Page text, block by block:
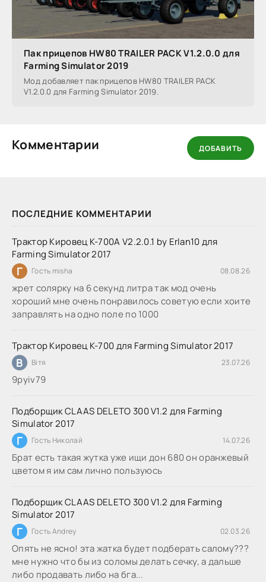
ПОСЛЕДНИЕ КОММЕНТАРИИ
Трактор Кировец К-700А V2.2.0.1 by Erlan10 для
Farming Simulator 2017
Г Гость misha 08.08.26
жрет солярку на 6 секунд литра так мод очень
хороший мне очень понравилось советую если хоите
заправлять на одно поле по 1000
Трактор Кировец К-700 для Farming Simulator 2017
В Вітя 23.07.26
9руіv79
Подборщик CLAAS DELETO 300 V1.2 для Farming
Simulator 2017
Г Гость Николай 14.07.26
Брат есть такая жутка уже ищи дон 680 он оранжевый
цветом я им сам лично пользуюсь
Подборщик CLAAS DELETO 300 V1.2 для Farming
Simulator 2017
Г Гость Andrey 02.03.26
Опять не ясно! эта жатка будет подберать салому???
мне нужно что бы из соломы делать сечку, а дальше
либо продавать либо на бга...
Пак прицепов HW80 TRAILER PACK V1.2.0.0 для
Farming Simulator 2019
Мод добавляет пак прицепов HW80 TRAILER PACK
V1.2.0.0 для Farming Simulator 2019.
Комментарии ДОБАВИТЬ